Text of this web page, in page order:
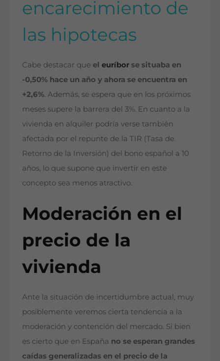
encarecimiento de
las hipotecas
Cabe destacar que el euríbor se situaba en
-0,50% hace un año y ahora se encuentra en
+2,6%. Además, se espera que en los próximos
meses supere la barrera del 3%. En cuanto a la
vivienda en alquiler podría verse también
afectada por el repunte de la TIR (Tasa de
Retorno de la Inversión) del bono español a 10
años, lo que supone que invertir en este
concepto sea menos atractivo.
Moderación en el
precio de la
vivienda
Ante la situación de incertidumbre actual, muy
posiblemente veremos cierta tendencia a la
moderación y contención del mercado. Si bien
es cierto que en España no se esperan grandes
caídas generalizadas en el precio de la